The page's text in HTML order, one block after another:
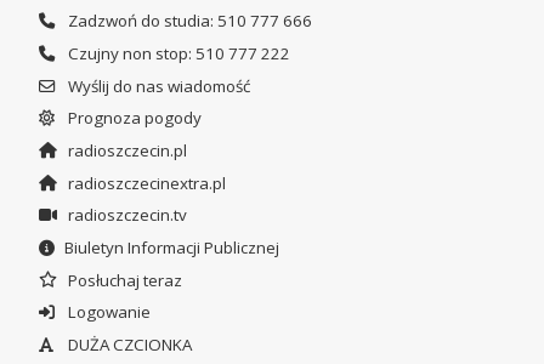
Zadzwoń do studia: 510 777 666
Czujny non stop: 510 777 222
Wyślij do nas wiadomość
Prognoza pogody
radioszczecin.pl
radioszczecinextra.pl
radioszczecin.tv
Biuletyn Informacji Publicznej
Posłuchaj teraz
Logowanie
DUŻA CZCIONKA